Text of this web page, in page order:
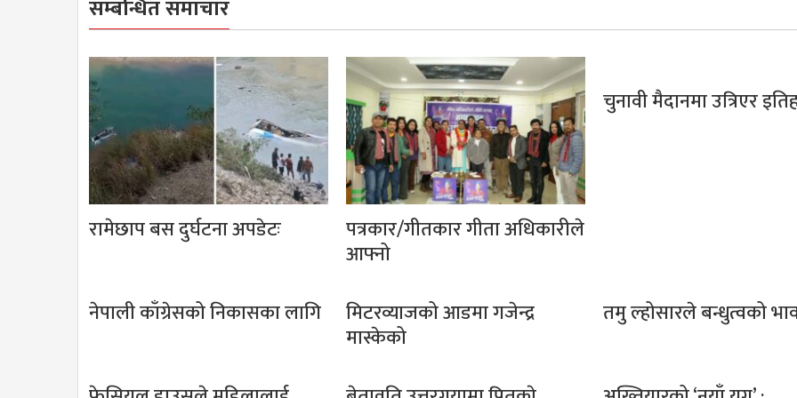
सम्बन्धित समाचार
रामेछाप बस दुर्घटना अपडेटः पत्रकार/गीतकार गीता अधिकारीले
आफ्नो
चुनावी मैदानमा उत्रिएर
नेपाली काँग्रेसको निकासका लागि मिटरव्याजको आडमा गजेन्द्र
मास्केको
तमु ल्होसारले बन्धुत्वको